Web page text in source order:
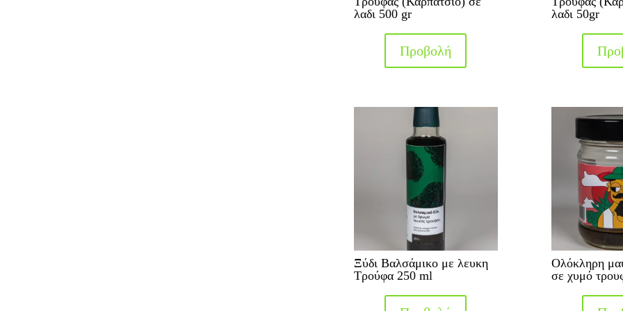
λαδι 500 gr
Προβολή
λαδι 50gr
Ξύδι Βαλσάμικο με λευκη
Τρούφα 250 ml
Ολόκληρη
σε χυμό